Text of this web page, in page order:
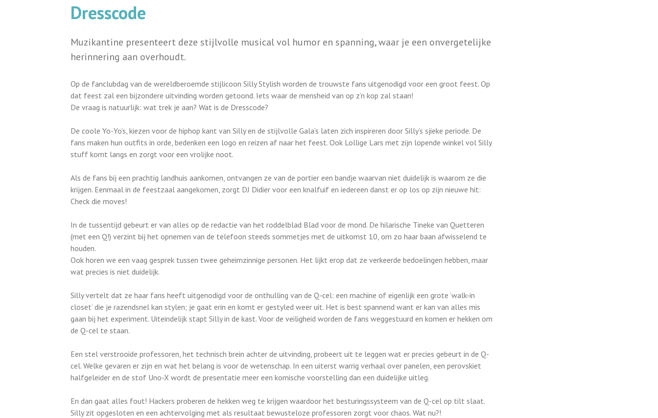
Dresscode
Muzikantine presenteert deze stijlvolle musical vol humor en spanning, waar je een onvergetelijke
herinnering aan overhoudt.
Op de fanclubdag van de wereldberoemde stijlicoon Silly Stylish worden de trouwste fans uitgenodigd voor een groot feest. Op
dat feest zal een bijzondere uitvinding worden getoond. Iets waar de mensheid van op z’n kop zal staan!
De vraag is natuurlijk: wat trek je aan? Wat is de Dresscode?
De coole Yo-Yo’s, kiezen voor de hiphop kant van Silly en de stijlvolle Gala’s laten zich inspireren door Silly’s sjieke periode. De
fans maken hun outfits in orde, bedenken een logo en reizen af naar het feest. Ook Lollige Lars met zijn lopende winkel vol Silly
stuff komt langs en zorgt voor een vrolijke noot.
Als de fans bij een prachtig landhuis aankomen, ontvangen ze van de portier een bandje waarvan niet duidelijk is waarom ze die
krijgen. Eenmaal in de feestzaal aangekomen, zorgt DJ Didier voor een knalfuif en iedereen danst er op los op zijn nieuwe hit:
Check die moves!
In de tussentijd gebeurt er van alles op de redactie van het roddelblad Blad voor de mond. De hilarische Tineke van Quetteren
(met een Q!) verzint bij het opnemen van de telefoon steeds sommetjes met de uitkomst 10, om zo haar baan afwisselend te
houden.
Ook horen we een vaag gesprek tussen twee geheimzinnige personen. Het lijkt erop dat ze verkeerde bedoelingen hebben, maar
wat precies is niet duidelijk.
Silly vertelt dat ze haar fans heeft uitgenodigd voor de onthulling van de Q-cel: een machine of eigenlijk een grote ‘walk-in
closet’ die je razendsnel kan stylen; je gaat erin en komt er gestyled weer uit. Het is best spannend want er kan van alles mis
gaan bij het experiment. Uiteindelijk stapt Silly in de kast. Voor de veiligheid worden de fans weggestuurd en komen er hekken om
de Q-cel te staan.
Een stel verstrooide professoren, het technisch brein achter de uitvinding, probeert uit te leggen wat er precies gebeurt in de Q-
cel. Welke gevaren er zijn en wat het belang is voor de wetenschap. In een uiterst warrig verhaal over panelen, een perovskiet
halfgeleider en de stof Uno-X wordt de presentatie meer een komische voorstelling dan een duidelijke uitleg.
En dan gaat alles fout! Hackers proberen de hekken weg te krijgen waardoor het besturingssysteem van de Q-cel op tilt slaat.
Silly zit opgesloten en een achtervolging met als resultaat bewusteloze professoren zorgt voor chaos. Wat nu?!